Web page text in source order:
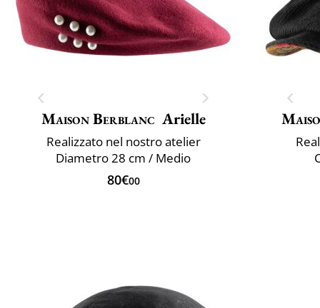
Maison Berblanc Arielle
Realizzato nel nostro atelier
Diametro 28 cm / Medio
80€00